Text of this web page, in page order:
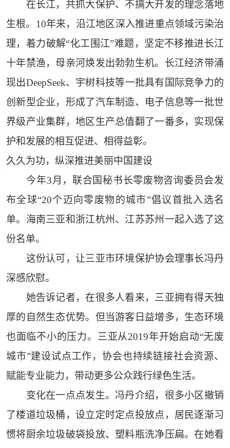
在长江，共抓大保护、不搞大开发的理念落地
生根。10年来，沿江地区深入推进重点领域污染治
理，着力破解“化工围江”难题，坚定不移推进长江
十年禁渔，母亲河焕发出勃勃生机。长江经济带涌
现出DeepSeek、宇树科技等一批具有国际竞争力的
创新型企业，形成了汽车制造、电子信息等一批世
界级产业集群，地区生产总值翻了一番多，实现保
护和发展的相互促进、相得益彰。
久久为功，纵深推进美丽中国建设
今年3月，联合国秘书长零废物咨询委员会发
布全球“20个迈向零废物的城市”倡议首批入选名
单。海南三亚和浙江杭州、江苏苏州一起入选了这
份名单。
这份认可，让三亚市环境保护协会理事长冯丹
深感欣慰。
她告诉记者，在很多人看来，三亚拥有得天独
厚的自然生态优势。但当游客日益增多，生态环境
也面临不小的压力。三亚从2019年开始启动“无废
城市”建设试点工作，协会也持续链接社会资源、
赋能专业能力，带动更多公众践行绿色生活。
变化在一点点发生。冯丹介绍，很多小区撤销
了楼道垃圾桶，设立定时定点投放点，居民逐渐习
惯将厨余垃圾破袋投放、塑料瓶洗净压扁。在她看